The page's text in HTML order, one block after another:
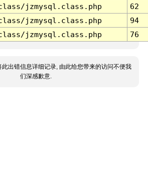
jzmysql.class.php
62
jzmysql.class.php
94
jzmysql.class.php 76
此出错信息详细记录, 由此给您带来的访问不便我
们深感歉意.